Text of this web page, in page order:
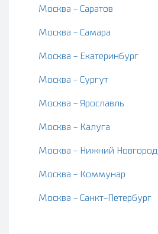
Москва - Саратов
Москва - Самара
Москва - Екатеринбург
Москва - Сургут
Москва - Ярославль
Москва - Калуга
Москва - Нижний Новгород
Москва - Коммунар
Москва - Санкт-Петербург